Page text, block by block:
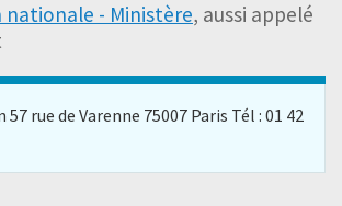
- Ministère, aussi appelé
rue de Varenne 75007 Paris Tél : 01 42